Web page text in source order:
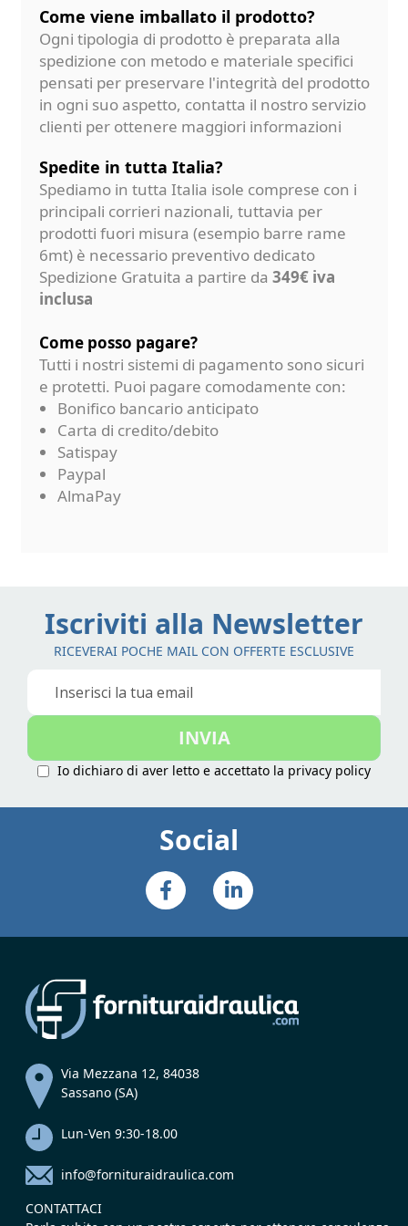
Come viene imballato il prodotto?
Ogni tipologia di prodotto è preparata alla
spedizione con metodo e materiale specifici
pensati per preservare l'integrità del prodotto
in ogni suo aspetto, contatta il nostro servizio
clienti per ottenere maggiori informazioni
Spedite in tutta Italia?
Spediamo in tutta Italia isole comprese con i
principali corrieri nazionali, tuttavia per
prodotti fuori misura (esempio barre rame
6mt) è necessario preventivo dedicato
Spedizione Gratuita a partire da 349€ iva
inclusa
Come posso pagare?
Tutti i nostri sistemi di pagamento sono sicuri
e protetti. Puoi pagare comodamente con:
Bonifico bancario anticipato
Carta di credito/debito
Satispay
Paypal
AlmaPay
Iscriviti alla Newsletter
RICEVERAI POCHE MAIL CON OFFERTE ESCLUSIVE
Iscriviti
nostra
INVIA
Io dichiaro di aver letto e accettato la privacy policy
Social
Via Mezzana 12, 84038
Sassano (SA)
Lun-Ven 9:30-18.00
info@fornituraidraulica.com
CONTATTACI